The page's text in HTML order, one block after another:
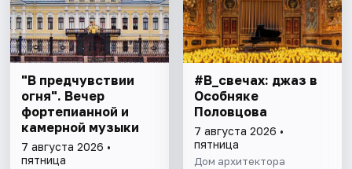
"В предчувствии
огня". Вечер
фортепианной и
камерной музыки
7 августа 2026 •
пятница
#В_свечах: джаз в
Особняке
Половцова
7 августа 2026 •
пятница
Дом архитектора